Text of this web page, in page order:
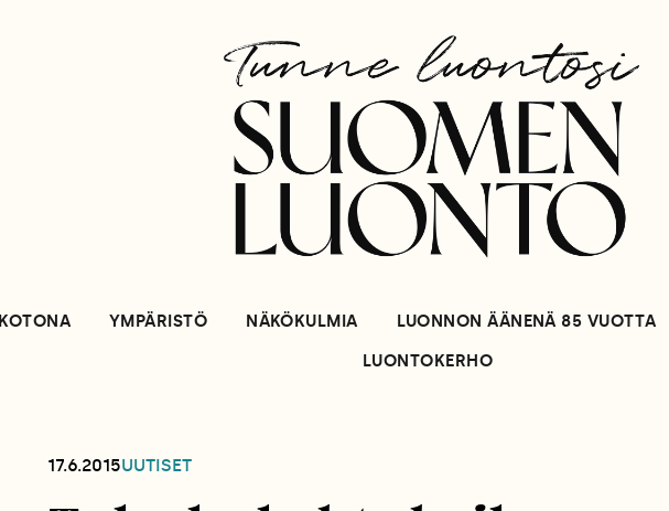
KOTONA YMPÄRISTÖ NÄKÖKULMIA LUONNON ÄÄNENÄ 85 VUOTTA
LUONTOKERHO
17.6.2015UUTISET